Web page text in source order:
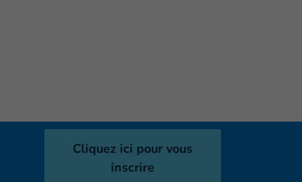
Cliquez ici pour vous
inscrire